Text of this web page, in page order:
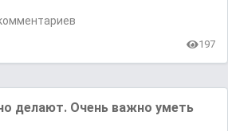
197
делают. Очень важно уметь